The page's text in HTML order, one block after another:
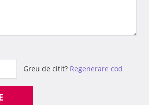
Greu de citit? Regenerare cod